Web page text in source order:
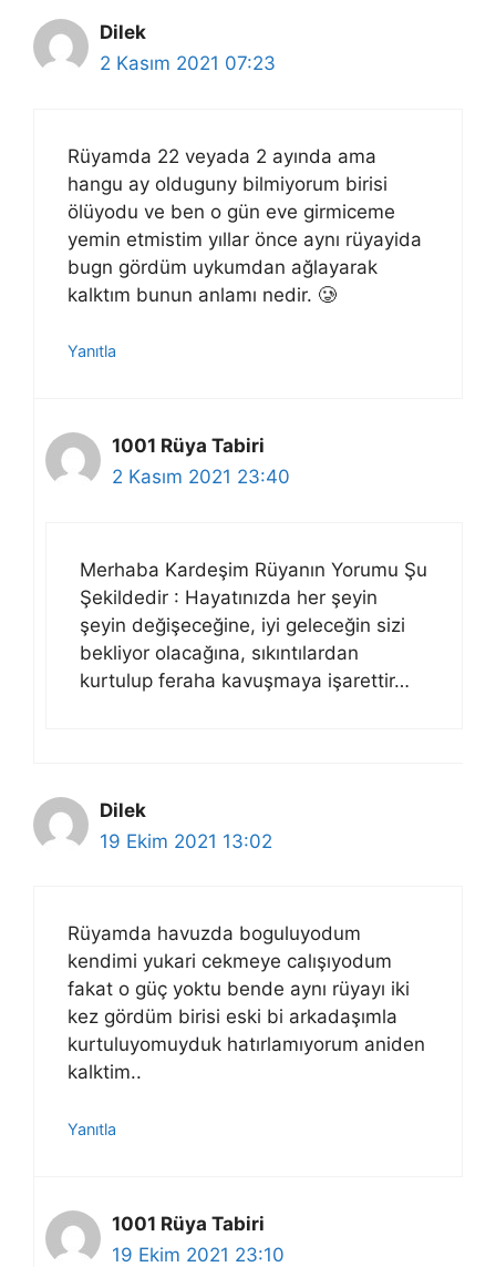
Dilek
2 Kasım 2021 07:23
Rüyamda 22 veyada 2 ayında ama
hangu ay olduguny bilmiyorum birisi
ölüyodu ve ben o gün eve girmiceme
yemin etmistim yıllar önce aynı rüyayida
bugn gördüm uykumdan ağlayarak
kalktım bunun anlamı nedir. 🥲
Yanıtla
1001 Rüya Tabiri
2 Kasım 2021 23:40
Merhaba Kardeşim Rüyanın Yorumu Şu
Şekildedir : Hayatınızda her şeyin
şeyin değişeceğine, iyi geleceğin sizi
bekliyor olacağına, sıkıntılardan
kurtulup feraha kavuşmaya işarettir…
Dilek
19 Ekim 2021 13:02
Rüyamda havuzda boguluyodum
kendimi yukari cekmeye calışıyodum
fakat o güç yoktu bende aynı rüyayı iki
kez gördüm birisi eski bi arkadaşımla
kurtuluyomuyduk hatırlamıyorum aniden
kalktim..
Yanıtla
1001 Rüya Tabiri
19 Ekim 2021 23:10